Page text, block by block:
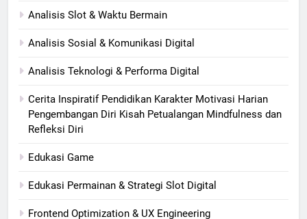
Analisis Slot & Waktu Bermain
Analisis Sosial & Komunikasi Digital
Analisis Teknologi & Performa Digital
Cerita Inspiratif Pendidikan Karakter Motivasi Harian
Pengembangan Diri Kisah Petualangan Mindfulness dan
Refleksi Diri
Edukasi Game
Edukasi Permainan & Strategi Slot Digital
Frontend Optimization & UX Engineering